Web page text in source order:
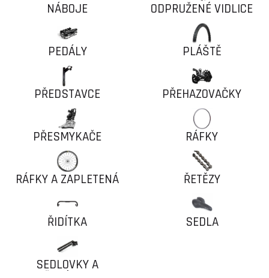
NÁBOJE ODPRUŽENÉ VIDLICE
PEDÁLY PLÁŠTĚ
PŘEDSTAVCE PŘEHAZOVAČKY
PŘESMYKAČE RÁFKY
RÁFKY A ZAPLETENÁ ŘETĚZY
ŘIDÍTKA SEDLA
SEDLOVKY A